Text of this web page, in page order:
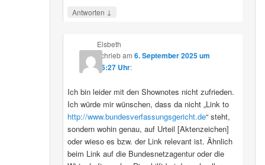
Antworten ↓
Elsbeth
schriebam 6. September 2025 um
15:27 Uhr:
Ich bin leider mit den Shownotes nicht zufrieden.
Ich würde mir wünschen, dass da nicht „Link to
http://www.bundesverfassungsgericht.de“ steht,
sondern wohin genau, auf Urteil [Aktenzeichen]
oder wieso es bzw. der Link relevant ist. Ähnlich
beim Link auf die Bundesnetzagentur oder die